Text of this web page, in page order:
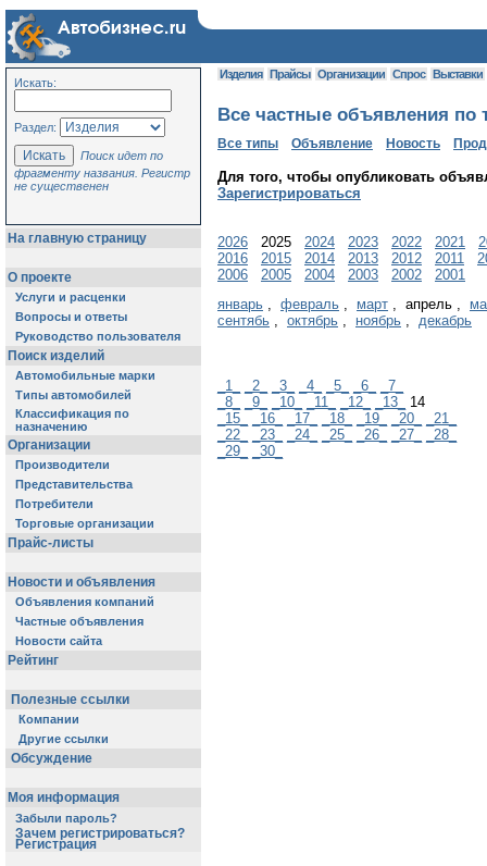
Искать:
Раздел:
Поиск идет по
фрагменту названия. Регистр
не существенен
На главную страницу
О проекте
Услуги и расценки
Вопросы и ответы
Руководство пользователя
Поиск изделий
Автомобильные марки
Типы автомобилей
Классификация по
назначению
Организации
Производители
Представительства
Потребители
Торговые организации
Прайс-листы
Новости и объявления
Объявления компаний
Частные объявления
Новости сайта
Рейтинг
Полезные ссылки
Компании
Другие ссылки
Обсуждение
Моя информация
Забыли пароль?
Зачем регистрироваться?
Регистрация
Изделия Прайсы Организации Спрос Выставки
Все частные объявления по
Все типы Объявление Новость
Для того, чтобы опубликовать
Зарегистрироваться
2026 2025 2024 2023 2022 2021
2016
2015 2014 2013 2012 2011
2006
2005 2004 2003 2002
2001
январь , февраль , март , апрель ,
сентябь , октябрь , ноябрь , декабрь
_1_ _2_ _3_ _4_ _5_ _6_
_7_
_8_
_9_ _10_ _11_ _12_ _13_
14
_15_
_16_ _17_ _18_ _19_ _20_
_21_
_22_
_23_ _24_ _25_ _26_ _27_
_28_
_29_
_30_